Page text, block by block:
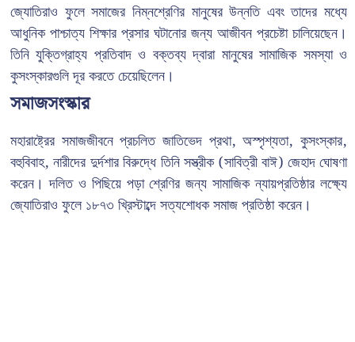
জ্যোতিরাও ফুলে সমাজের নিম্নশ্রেণির মানুষের উন্নতি এবং তাদের মধ্যে
আধুনিক পাশ্চাত্য শিক্ষার প্রসার ঘটানোর জন্য আজীবন প্রচেষ্টা চালিয়েছেন।
তিনি যুক্তিগ্রাহ্য প্রতিবাদ ও বক্তব্য দ্বারা মানুষের সামাজিক সমস্যা ও
কুসংস্কারগুলি দূর করতে চেয়েছিলেন।
সমাজসংস্কার
মহারাষ্ট্রের সমাজজীবনে প্রচলিত জাতিভেদ প্রথা, অস্পৃশ্যতা, কুসংস্কার,
বহুবিবাহ, নারীদের দুর্দশার বিরুদ্ধে তিনি সস্ত্রীক (সাবিত্রী বাঈ) জেহাদ ঘোষণা
করেন। দলিত ও পিছিয়ে পড়া শ্রেণির জন্য সামাজিক ন্যায়প্রতিষ্ঠার লক্ষ্যে
জ্যোতিরাও ফুলে ১৮৭৩ খ্রিস্টাব্দে সত্যশোধক সমাজ প্রতিষ্ঠা করেন।